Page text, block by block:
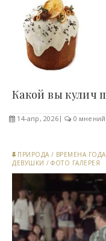
14-апр, 2026 0 мнений
ПРИРОДА / ВРЕМЕНА ГОДА
ДЕВУШКИ /ФОТО ГАЛЕРЕЯ